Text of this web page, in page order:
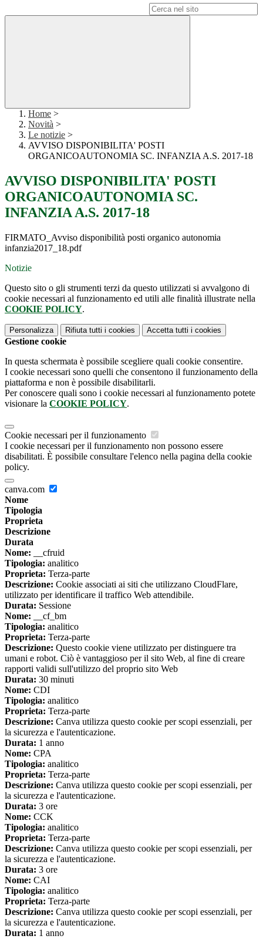
Home >
Novità >
Le notizie >
AVVISO DISPONIBILITA' POSTI
ORGANICOAUTONOMIA SC. INFANZIA A.S. 2017-18
AVVISO DISPONIBILITA' POSTI
ORGANICOAUTONOMIA SC.
INFANZIA A.S. 2017-18
FIRMATO_Avviso disponibilità posti organico autonomia
infanzia2017_18.pdf
Notizie
Questo sito o gli strumenti terzi da questo utilizzati si avvalgono di
cookie necessari al funzionamento ed utili alle finalità illustrate nella
COOKIE POLICY.
Personalizza Rifiuta tutti i cookies Accetta tutti i cookies
Gestione cookie
In questa schermata è possibile scegliere quali cookie consentire.
I cookie necessari sono quelli che consentono il funzionamento della
piattaforma e non è possibile disabilitarli.
Per conoscere quali sono i cookie necessari al funzionamento potete
visionare la COOKIE POLICY.
Cookie necessari per il funzionamento
I cookie necessari per il funzionamento non possono essere
disabilitati. È possibile consultare l'elenco nella pagina della cookie
policy.
canva.com
Nome
Tipologia
Proprieta
Descrizione
Durata
Nome: __cfruid
Tipologia: analitico
Proprieta: Terza-parte
Descrizione: Cookie associati ai siti che utilizzano CloudFlare,
utilizzato per identificare il traffico Web attendibile.
Durata: Sessione
Nome: __cf_bm
Tipologia: analitico
Proprieta: Terza-parte
Descrizione: Questo cookie viene utilizzato per distinguere tra
umani e robot. Ciò è vantaggioso per il sito Web, al fine di creare
rapporti validi sull'utilizzo del proprio sito Web
Durata: 30 minuti
Nome: CDI
Tipologia: analitico
Proprieta: Terza-parte
Descrizione: Canva utilizza questo cookie per scopi essenziali, per
la sicurezza e l'autenticazione.
Durata: 1 anno
Nome: CPA
Tipologia: analitico
Proprieta: Terza-parte
Descrizione: Canva utilizza questo cookie per scopi essenziali, per
la sicurezza e l'autenticazione.
Durata: 3 ore
Nome: CCK
Tipologia: analitico
Proprieta: Terza-parte
Descrizione: Canva utilizza questo cookie per scopi essenziali, per
la sicurezza e l'autenticazione.
Durata: 3 ore
Nome: CAI
Tipologia: analitico
Proprieta: Terza-parte
Descrizione: Canva utilizza questo cookie per scopi essenziali, per
la sicurezza e l'autenticazione.
Durata: 1 anno